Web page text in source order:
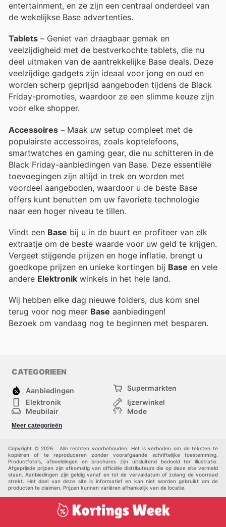
entertainment, en ze zijn een centraal onderdeel van
de wekelijkse Base advertenties.
Tablets – Geniet van draagbaar gemak en
veelzijdigheid met de bestverkochte tablets, die nu
deel uitmaken van de aantrekkelijke Base deals. Deze
veelzijdige gadgets zijn ideaal voor jong en oud en
worden scherp geprijsd aangeboden tijdens de Black
Friday-promoties, waardoor ze een slimme keuze zijn
voor elke shopper.
Accessoires – Maak uw setup compleet met de
populairste accessoires, zoals koptelefoons,
smartwatches en gaming gear, die nu schitteren in de
Black Friday-aanbiedingen van Base. Deze essentiële
toevoegingen zijn altijd in trek en worden met
voordeel aangeboden, waardoor u de beste Base
offers kunt benutten om uw favoriete technologie
naar een hoger niveau te tillen.
Vindt een Base bij u in de buurt en profiteer van elk
extraatje om de beste waarde voor uw geld te krijgen.
Vergeet stijgende prijzen en hoge inflatie. brengt u
goedkope prijzen en unieke kortingen bij Base en vele
andere Elektronik winkels in het hele land.
Wij hebben elke dag nieuwe folders, dus kom snel
terug voor nog meer Base aanbiedingen!
Bezoek om vandaag nog te beginnen met besparen.
CATEGORIEEN
Aanbiedingen
Supermarkten
Elektronik
Ijzerwinkel
Meubilair
Mode
Schoonheid
Meer categorieën
Copyright © 2026 . Alle rechten voorbehouden. Het is verboden om de teksten te
kopiëren of te reproduceren zonder voorafgaande schriftelijke toestemming.
Productfoto's, afbeeldingen en brochures zijn uitsluitend bedoeld ter illustratie.
Afgeprijsde prijzen zijn afkomstig van officiële distributeurs die op deze site vermeld
staan. Aanbiedingen zijn geldig vanaf en tot de vervaldatum of zolang de voorraad
strekt. Het doel van deze site is informatief en kan niet worden gebruikt om de
producten te claimen. Prijzen kunnen variëren afhankelijk van de locatie.